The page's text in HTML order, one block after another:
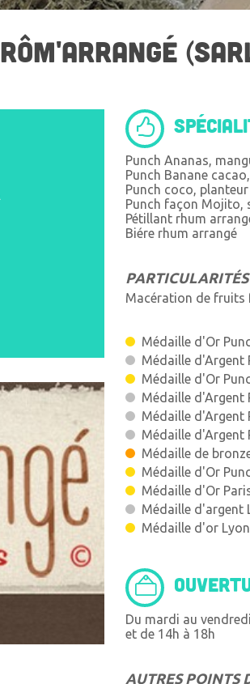
Punch Ananas,
Punch Banane
Punch coco, planteur
Punch façon Mojito,
Pétillant rhum
Biére rhum arrangé
PARTICULARITÉS
Macération de fruits
Médaille d'Or
Médaille d'Argent
Médaille d'Or
Médaille d'Argent
Médaille d'Argent
Médaille d'Argent
Médaille de
Médaille d'Or
Médaille d'Or
Médaille d'argent
Médaille d'or
Du mardi au
et de 14h à 18h
AUTRES POINTS